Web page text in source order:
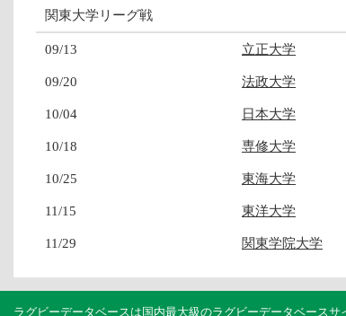
関東大学リーグ戦
09/13 立正大学
09/20 法政大学
10/04 日本大学
10/18 専修大学
10/25 東海大学
11/15 東洋大学
11/29 関東学院大学
ラグビーデータベースは国内最大級のラグビーデータベースサ